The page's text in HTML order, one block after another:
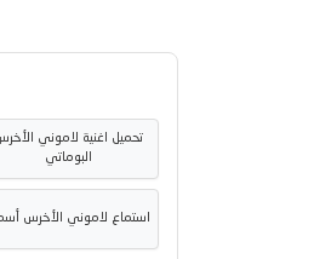
تحميل اغنية لاموني
البوماتي
استماع لاموني الأخرس